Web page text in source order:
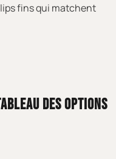
fins qui matchent
DES OPTIONS